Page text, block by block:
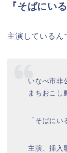
『そばにい
主演しているん
いなべ市非
まちおこし
「そばにい
主演、挿入